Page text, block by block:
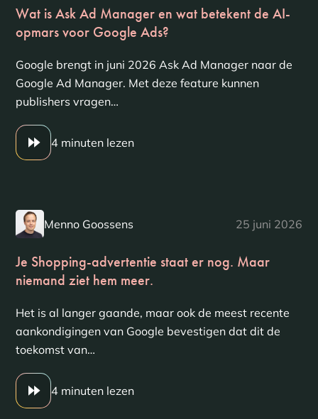
Wat is Ask Ad Manager en wat betekent de AI-
opmars voor Google Ads?
Google brengt in juni 2026 Ask Ad Manager naar de
Google Ad Manager. Met deze feature kunnen
publishers vragen…
4 minuten lezen
Menno Goossens 25 juni 2026
Je Shopping-advertentie staat er nog. Maar
niemand ziet hem meer.
Het is al langer gaande, maar ook de meest recente
aankondigingen van Google bevestigen dat dit de
toekomst van…
4 minuten lezen